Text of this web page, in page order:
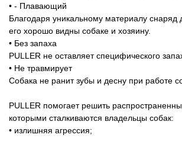
• - Плавающий
Благодаря уникальному материалу снаряд
его хорошо видны собаке и хозяину.
• Без запаха
PULLER не оставляет специфического
• Не травмирует
Собака не ранит зубы и десну при работе
PULLER помогает решить
которыми сталкиваются владельцы собак:
• излишняя агрессия;
Популярные зоотовары
Архив / Снято с производства